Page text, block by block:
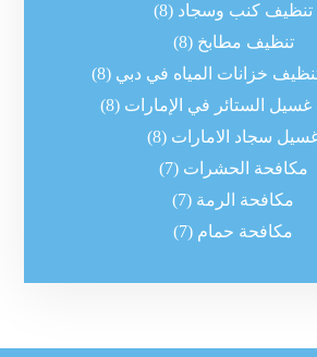
تنظيف كنب وسجاد (8)
تنظيف مطابخ (8)
خزانات المياه في دبي (8)
الستائر في الإمارات (8)
سجاد الامارات (8)
مكافحة الحشرات (7)
مكافحة الرمة (7)
مكافحة حمام (7)